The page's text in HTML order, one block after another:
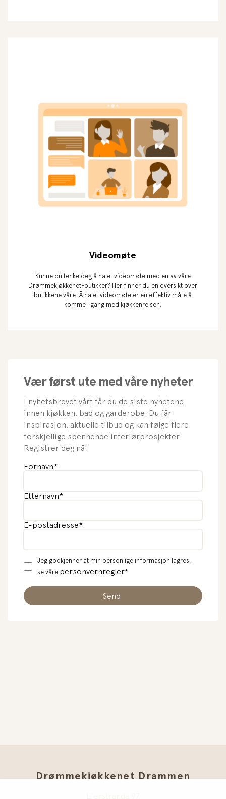
Videomøte
Kunne du tenke deg å ha et videomøte med en av våre
Drømmekjøkkenet-butikker? Her finner du en oversikt over
butikkene våre. Å ha et videomøte er en effektiv måte å
komme i gang med kjøkkenreisen.
Vær først ute med våre nyheter
I nyhetsbrevet vårt får du de siste nyhetene
innen kjøkken, bad og garderobe. Du får
inspirasjon, aktuelle tilbud og kan følge flere
forskjellige spennende interiørprosjekter.
Registrer deg nå!
Fornavn*
Etternavn*
E-postadresse*
Jeg godkjenner at min personlige informasjon lagres,
se våre personvernregler*
Drømmekjøkkenet Drammen